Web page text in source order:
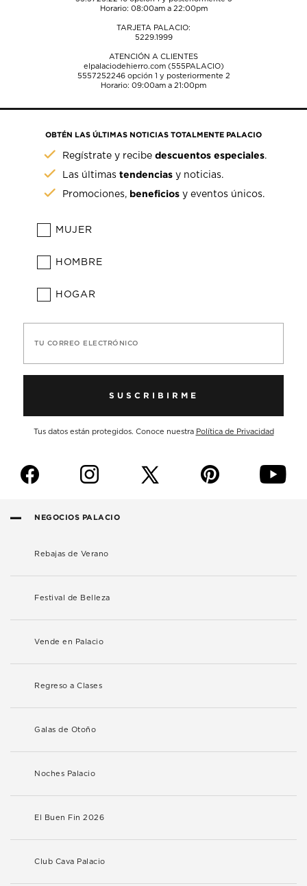
Horario: 08:00am a 22:00pm
TARJETA PALACIO:
5229.1999
ATENCIÓN A CLIENTES
elpalaciodehierro.com (555PALACIO)
5557252246opción 1 y posteriormente 2
Horario: 09:00am a 21:00pm
OBTÉN LAS ÚLTIMAS NOTICIAS TOTALMENTE PALACIO
Regístrate y recibedescuentos especiales.
Las últimastendencias y noticias.
Promociones, beneficios y eventos únicos.
MUJER
HOMBRE
HOGAR
TU CORREO ELECTRÓNICO
SUSCRIBIRME
Tus datos están protegidos. Conoce nuestra Política de Privacidad
f i p y
NEGOCIOS PALACIO
Rebajas de Verano
Festival de Belleza
Vende en Palacio
Regreso a Clases
Galas de Otoño
Noches Palacio
El Buen Fin 2026
Club Cava Palacio